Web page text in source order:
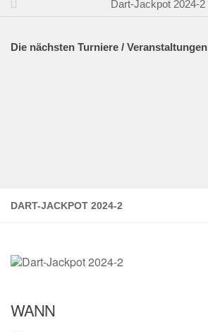
DART-JACKPOT 2024-2
WANN
Dart-Jackpot 2024-2
Die nächsten Turniere / Veranstaltungen